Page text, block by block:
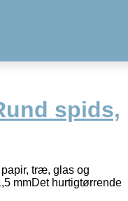
spids,
træ, glas og
mmDet hurtigtørrende